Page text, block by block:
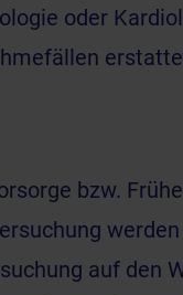
oder
bzw.
auf den